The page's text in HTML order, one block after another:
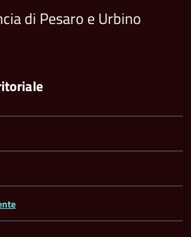
di Pesaro e Urbino